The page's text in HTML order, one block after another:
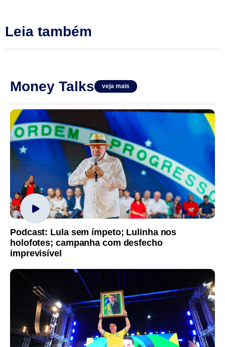
Leia também
Money Talks veja mais
Podcast: Lula sem ímpeto; Lulinha nos
holofotes; campanha com desfecho
imprevisível